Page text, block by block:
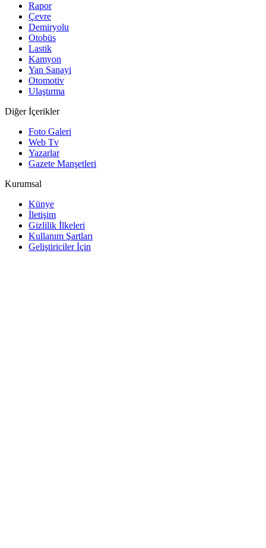
Rapor
Çevre
Demiryolu
Otobüs
Lastik
Kamyon
Yan Sanayi
Otomotiv
Ulaştırma
Diğer İçerikler
Foto Galeri
Web Tv
Yazarlar
Gazete Manşetleri
Kurumsal
Künye
İletişim
Gizlilik İlkeleri
Kullanım Şartları
Geliştiriciler İçin